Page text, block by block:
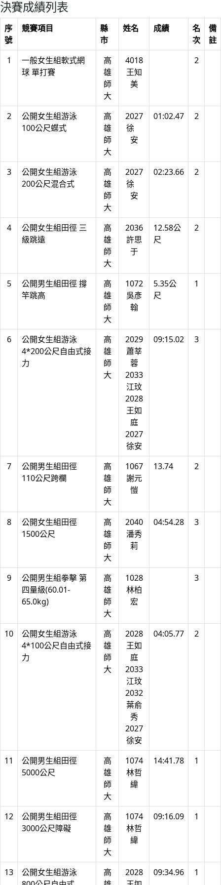
決賽成績列表
序
號
競賽項目
縣
市
姓名 成績
名
次
備
註
1
一般女生組軟式網
球 單打賽
高
雄
師
大
4018
王知
美
2
2
公開女生組游泳
100公尺蝶式
高
雄
師
大
2027
徐
安
01:02.47 2
3
公開女生組游泳
200公尺混合式
高
雄
師
大
2027
徐
安
02:23.66 2
4
公開女生組田徑 三
級跳遠
高
雄
師
大
2036
許思
于
12.58公
尺
2
5
公開男生組田徑 撐
竿跳高
高
雄
師
大
1072
吳彥
翰
5.35公
尺
1
6
公開女生組游泳
4*200公尺自由式接
力
高
雄
師
大
2029
蕭莘
蓉
2033
江玟
2028
王如
庭
2027
徐安
09:15.02 3
7
公開男生組田徑
110公尺跨欄
高
雄
師
大
1067
謝元
愷
13.74 2
8
公開女生組田徑
1500公尺
高
雄
師
大
2040
潘秀
莉
04:54.28 3
9
公開男生組拳擊 第
四量級(60.01-
65.0kg)
高
雄
師
大
1028
林柏
宏
3
10
公開女生組游泳
4*100公尺自由式接
力
高
雄
師
大
2028
王如
庭
2033
江玟
2032
葉俞
秀
2027
徐安
04:05.77 2
11
公開男生組田徑
5000公尺
高
雄
師
大
1074
林哲
緯
14:41.78 1
12
公開男生組田徑
3000公尺障礙
高
雄
師
大
1074
林哲
緯
09:16.09 1
13
公開女生組游泳
高
2028
09:34.96 1